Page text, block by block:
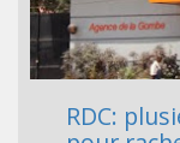
RDC: